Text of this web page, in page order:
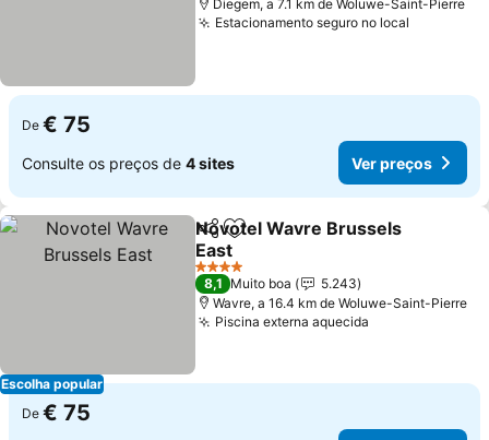
Diegem, a 7.1 km de Woluwe-Saint-Pierre
Estacionamento seguro no local
De € 75
Consulte os preços de 4 sites Ver preços
Escolha popular
PartilharAdicionar aos favoritos
Novotel Wavre Brussels
East
4 Estrelas
8,1 Muito boa
5.243
Wavre, a 16.4 km de Woluwe-Saint-Pierre
Piscina externa aquecida
De € 75